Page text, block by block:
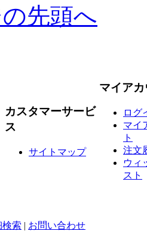
先頭へ
カスタマーサービ
ス
サイトマップ
マイア
ログ
マイ
ト
注文
ウィ
スト
検索 | お問い合わせ